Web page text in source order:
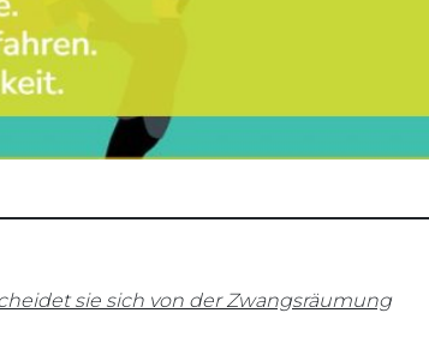
sie sich von der Zwangsräumung